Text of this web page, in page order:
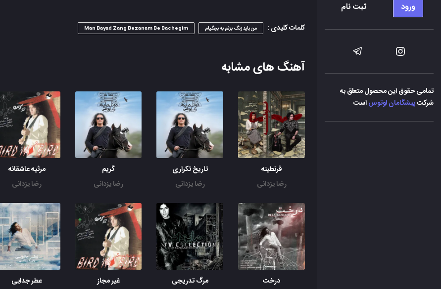
ورود ثبت نام
تمامی حقوق این محصول متعلق به
شرکتپیشگامان لوتوساست
کلمات کلیدی : من باید زنگ بزنم به بچگیام Man Bayad Zang Bezanam Be Bachegim
آهنگ های مشابه
قرنطینه
رضا یزدانی
تاریخ تکراری
رضا یزدانی
گریم
رضا یزدانی
مرثیه عاشقانه
رضا یزدانی
درخت
مرگ تدریجی
غیر مجاز
عطر جدایی